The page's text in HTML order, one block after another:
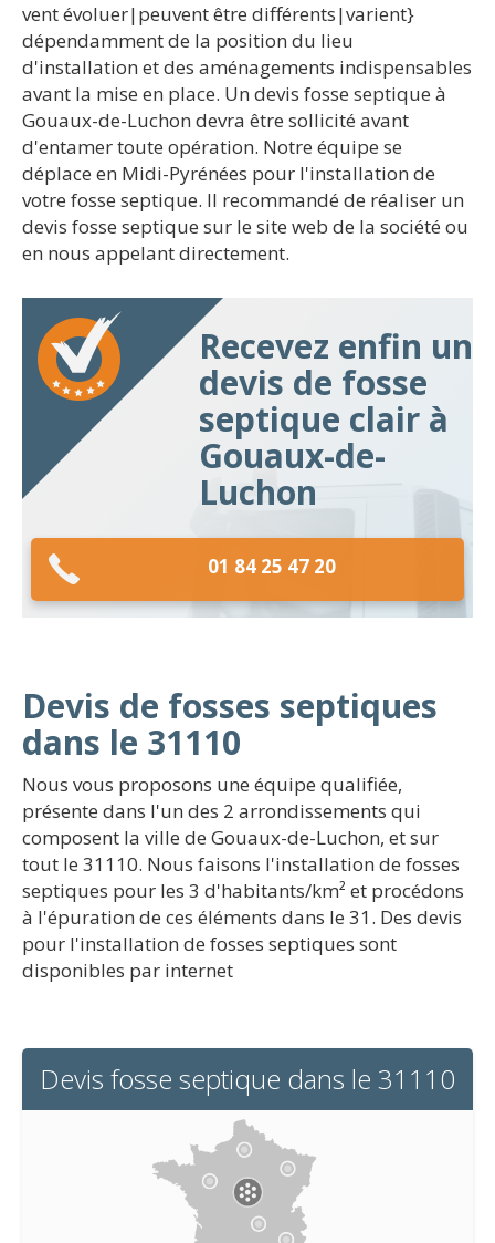
vent évoluer|peuvent être différents|varient}
dépendamment de la position du lieu
d'installation et des aménagements indispensables
avant la mise en place. Un devis fosse septique à
Gouaux-de-Luchon devra être sollicité avant
d'entamer toute opération. Notre équipe se
déplace en Midi-Pyrénées pour l'installation de
votre fosse septique. Il recommandé de réaliser un
devis fosse septique sur le site web de la société ou
en nous appelant directement.
Recevez enfin un
devis de fosse
septique clair à
Gouaux-de-
Luchon
01 84 25 47 20
Devis de fosses septiques
dans le 31110
Nous vous proposons une équipe qualifiée,
présente dans l'un des 2 arrondissements qui
composent la ville de Gouaux-de-Luchon, et sur
tout le 31110. Nous faisons l'installation de fosses
septiques pour les 3 d'habitants/km² et procédons
à l'épuration de ces éléments dans le 31. Des devis
pour l'installation de fosses septiques sont
disponibles par internet
Devis fosse septique dans le 31110